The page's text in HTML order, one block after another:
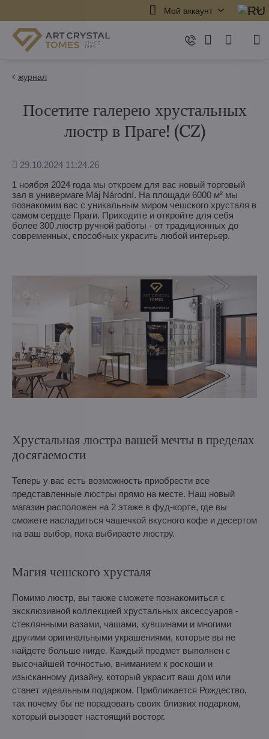
Мой аккаунт
журнал
Посетите галерею хрустальных
люстр в Праге! (CZ)
Дополнено
29.10.2024 11:24.26
1 ноября 2024 года мы откроем для вас новый торговый
зал в универмаге Máj Národní. На площади 6000 м² мы
познакомим вас с уникальным миром чешского хрусталя в
самом сердце Праги. Приходите и откройте для себя
более 300 люстр ручной работы - от традиционных до
современных, способных украсить любой интерьер.
Хрустальная люстра вашей мечты в пределах
досягаемости
Теперь у вас есть возможность приобрести все
представленные люстры прямо на месте. Наш новый
магазин расположен на 2 этаже в фуд-корте, где вы
сможете насладиться чашечкой вкусного кофе и десертом
на ваш выбор, пока выбираете люстру.
Магия чешского хрусталя
Помимо люстр, вы также сможете познакомиться с
эксклюзивной коллекцией хрустальных аксессуаров -
стеклянными вазами, чашами, кувшинами и многими
другими оригинальными украшениями, которые вы не
найдете больше нигде. Каждый предмет выполнен с
высочайшей точностью, вниманием к роскоши и
изысканному дизайну, который украсит ваш дом или
станет идеальным подарком. Приближается Рождество,
так почему бы не порадовать своих близких подарком,
который вызовет настоящий восторг.